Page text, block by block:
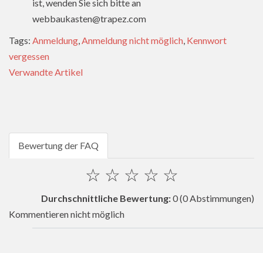
ist, wenden Sie sich bitte an
webbaukasten@trapez.com
Tags: Anmeldung,Anmeldung nicht möglich, Kennwort
vergessen
Verwandte Artikel
Bewertung der FAQ
☆
☆
☆
☆
☆
Durchschnittliche Bewertung:0(0 Abstimmungen)
Kommentieren nicht möglich